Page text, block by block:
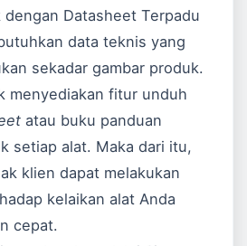
dengan Datasheet Terpadu
data teknis yang
sekadar gambar produk.
menyediakan fitur unduh
atau buku panduan
setiap alat. Maka dari itu,
klien dapat melakukan
kelaikan alat Anda
cepat.